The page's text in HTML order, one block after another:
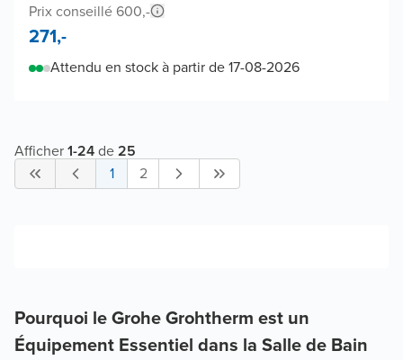
Prix conseillé 600,-
271,-
Attendu en stock à partir de 17-08-2026
Afficher1-24de25
1
2
Pourquoi le Grohe Grohtherm est un
Équipement Essentiel dans la Salle de Bain